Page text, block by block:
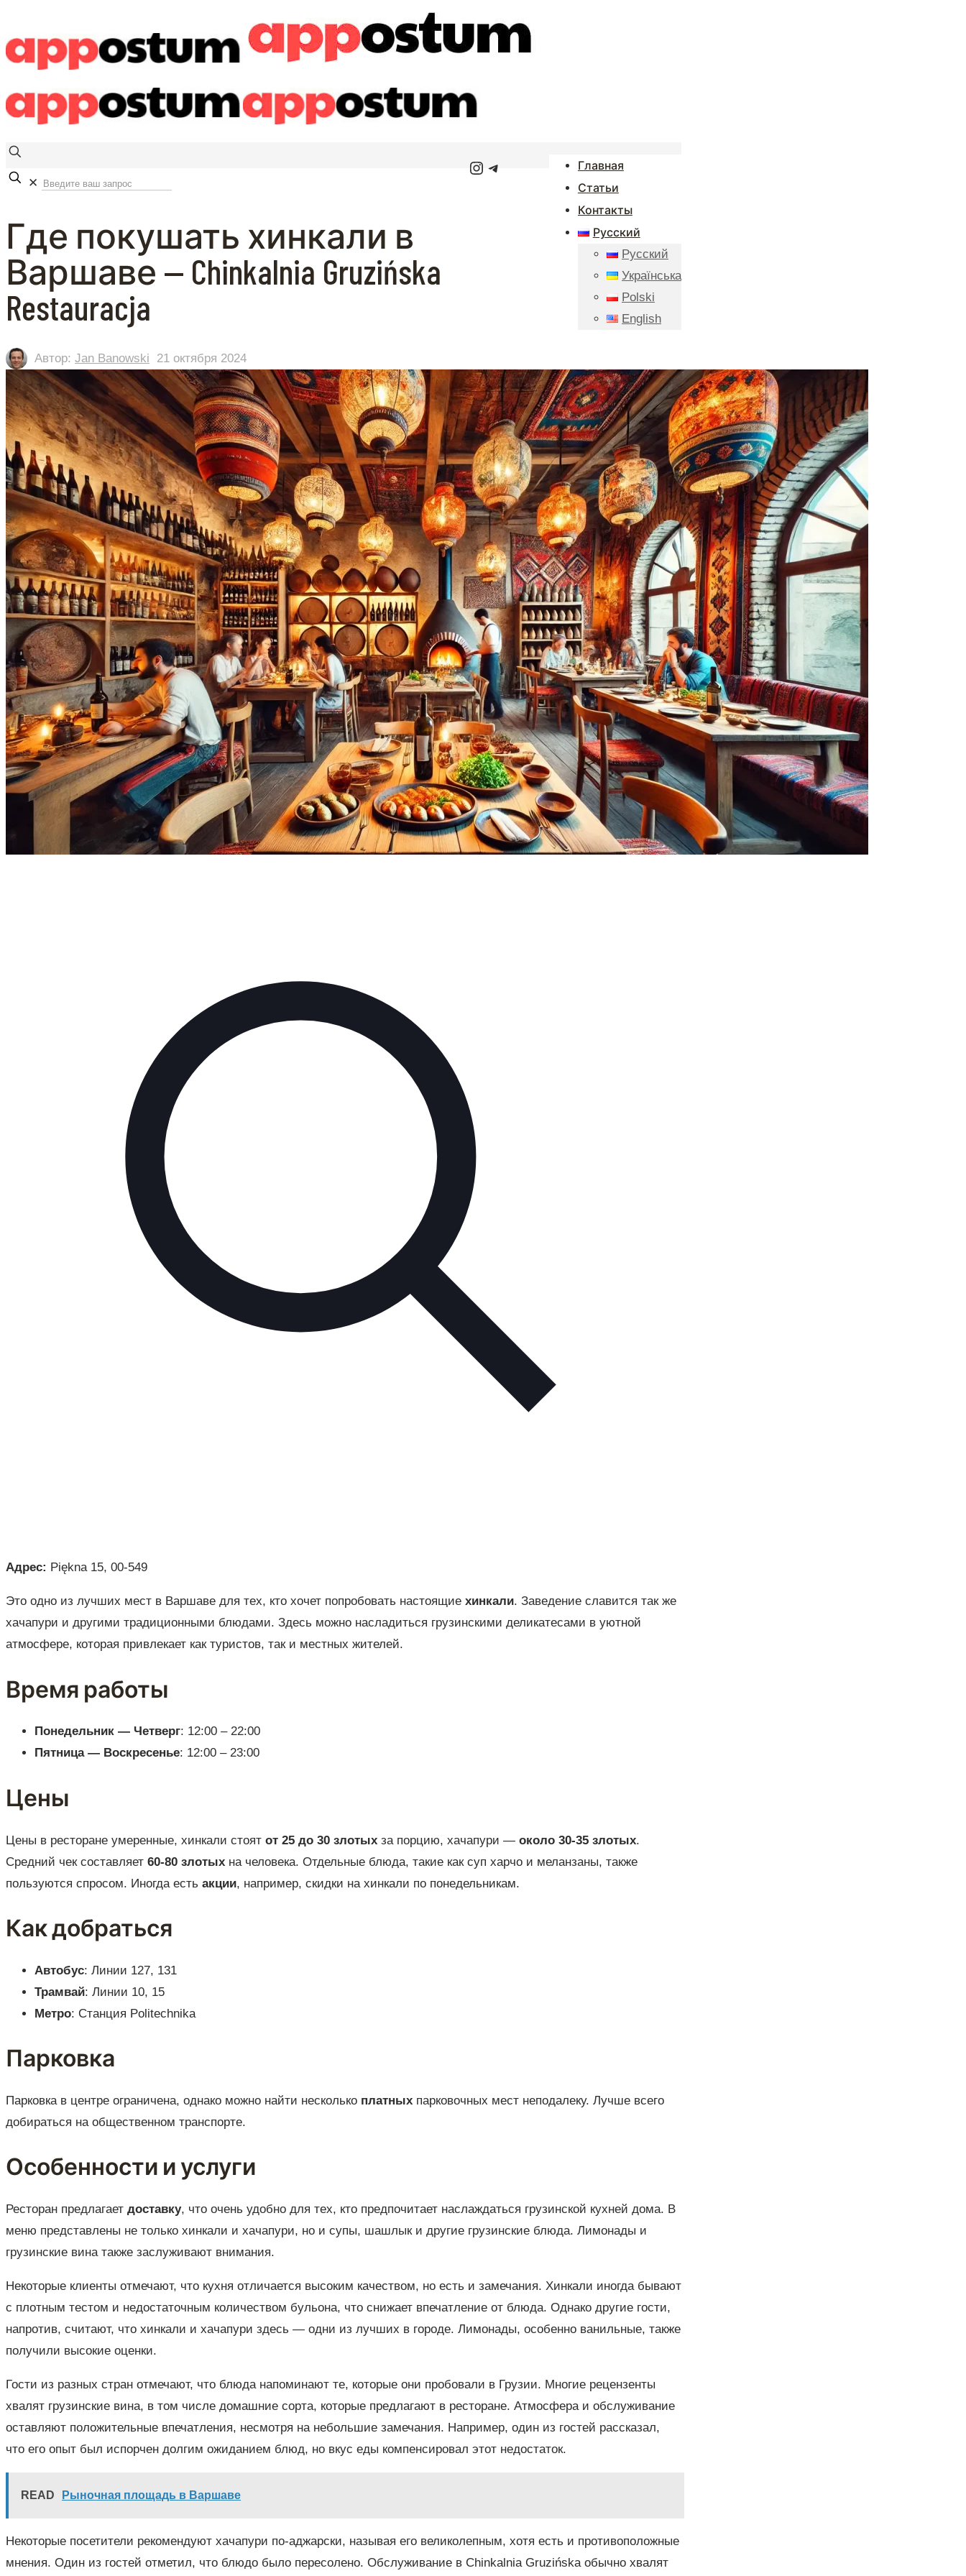
Главная
Статьи
Контакты
Русский
Русский
Українська
Polski
English
Instagram
Telegram
✕
Где покушать хинкали в
Варшаве — Chinkalnia Gruzińska
Restauracja
Автор: Jan Banowski 21 октября 2024
Адрес: Piękna 15, 00-549
Это одно из лучших мест в Варшаве для тех, кто хочет попробовать настоящие хинкали. Заведение славится так же
хачапури и другими традиционными блюдами. Здесь можно насладиться грузинскими деликатесами в уютной
атмосфере, которая привлекает как туристов, так и местных жителей.
Время работы
Понедельник — Четверг: 12:00 – 22:00
Пятница — Воскресенье: 12:00 – 23:00
Цены
Цены в ресторане умеренные, хинкали стоят от 25 до 30 злотых за порцию, хачапури — около 30-35 злотых.
Средний чек составляет 60-80 злотых на человека. Отдельные блюда, такие как суп харчо и меланзаны, также
пользуются спросом. Иногда есть акции, например, скидки на хинкали по понедельникам.
Как добраться
Автобус: Линии 127, 131
Трамвай: Линии 10, 15
Метро: Станция Politechnika
Парковка
Парковка в центре ограничена, однако можно найти несколько платных парковочных мест неподалеку. Лучше всего
добираться на общественном транспорте.
Особенности и услуги
Ресторан предлагает доставку, что очень удобно для тех, кто предпочитает наслаждаться грузинской кухней дома. В
меню представлены не только хинкали и хачапури, но и супы, шашлык и другие грузинские блюда. Лимонады и
грузинские вина также заслуживают внимания.
Некоторые клиенты отмечают, что кухня отличается высоким качеством, но есть и замечания. Хинкали иногда бывают
с плотным тестом и недостаточным количеством бульона, что снижает впечатление от блюда. Однако другие гости,
напротив, считают, что хинкали и хачапури здесь — одни из лучших в городе. Лимонады, особенно ванильные, также
получили высокие оценки.
Гости из разных стран отмечают, что блюда напоминают те, которые они пробовали в Грузии. Многие рецензенты
хвалят грузинские вина, в том числе домашние сорта, которые предлагают в ресторане. Атмосфера и обслуживание
оставляют положительные впечатления, несмотря на небольшие замечания. Например, один из гостей рассказал,
что его опыт был испорчен долгим ожиданием блюд, но вкус еды компенсировал этот недостаток.
READ Рыночная площадь в Варшаве
Некоторые посетители рекомендуют хачапури по-аджарски, называя его великолепным, хотя есть и противоположные
мнения. Один из гостей отметил, что блюдо было пересолено. Обслуживание в Chinkalnia Gruzińska обычно хвалят